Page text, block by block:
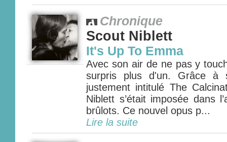
Chronique
Scout Niblett
It's Up To Emma
Avec son air de ne pas y
surpris plus d'un. Grâce à
justement intitulé The
Niblett s’était imposée dans
brûlots. Ce nouvel opus p...
Lire la suite